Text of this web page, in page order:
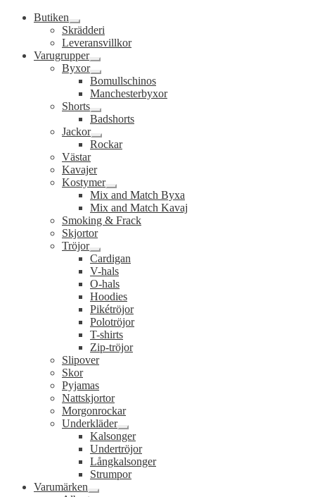
Butiken
Expandera
undermeny
Skrädderi
Leveransvillkor
Varugrupper
Expandera
undermeny
Byxor
Expandera
undermeny
Bomullschinos
Manchesterbyxor
Shorts
Expandera
undermeny
Badshorts
Jackor
Expandera
undermeny
Rockar
Västar
Kavajer
Kostymer
Expandera
undermeny
Mix and Match Byxa
Mix and Match Kavaj
Smoking & Frack
Skjortor
Tröjor
Expandera
undermeny
Cardigan
V-hals
O-hals
Hoodies
Pikétröjor
Polotröjor
T-shirts
Zip-tröjor
Slipover
Skor
Pyjamas
Nattskjortor
Morgonrockar
Underkläder
Expandera
undermeny
Kalsonger
Undertröjor
Långkalsonger
Strumpor
Varumärken